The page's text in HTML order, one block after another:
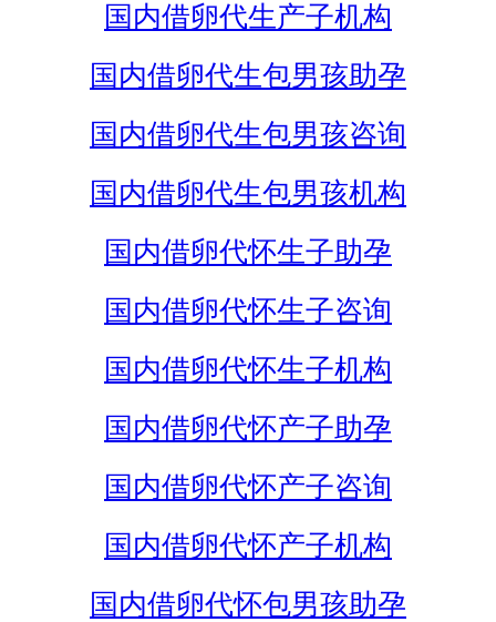
国内借卵代生产子机构
国内借卵代生包男孩助孕
国内借卵代生包男孩咨询
国内借卵代生包男孩机构
国内借卵代怀生子助孕
国内借卵代怀生子咨询
国内借卵代怀生子机构
国内借卵代怀产子助孕
国内借卵代怀产子咨询
国内借卵代怀产子机构
国内借卵代怀包男孩助孕